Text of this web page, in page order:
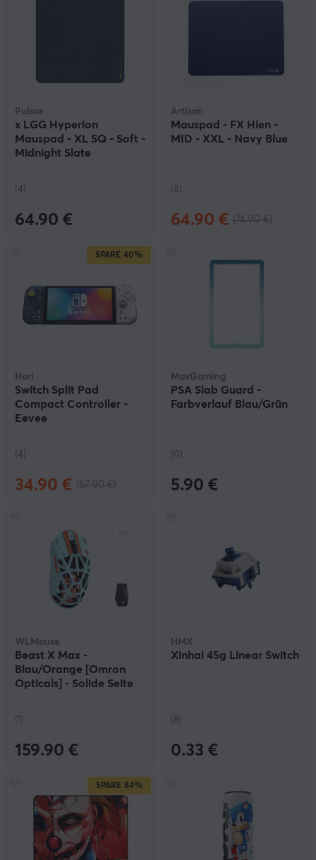
Pulsar
x LGG Hyperion
Mauspad - XL SQ - Soft -
Midnight Slate
(4)
64.90 €
Artisan
Mauspad - FX Hien -
MID - XXL - Navy Blue
(8)
64.90 €
SPARE 40%
Hori
Switch Split Pad
Compact Controller -
Eevee
(4)
34.90 €
MaxGaming
PSA Slab Guard -
Farbverlauf Blau/Grün
(0)
5.90 €
WLMouse
Beast X Max -
Blau/Orange [Omron
Opticals] - Solide Seite
(1)
159.90 €
HMX
Xinhai 45g Linear Switch
(8)
0.33 €
SPARE 84%